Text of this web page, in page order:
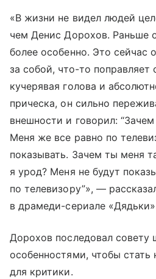
«В жизни не видел людей
чем Денис Дорохов. Раньше
более особенно. Это сейчас
за собой, что-то поправляет
кучерявая голова и
прическа, он сильно
внешности и говорил:
Меня же все равно по
показывать. Зачем ты меня
я урод? Меня не будут
по телевизору”», —
в драмеди-сериале
Дорохов последовал совету
особенностями, чтобы
для критики.